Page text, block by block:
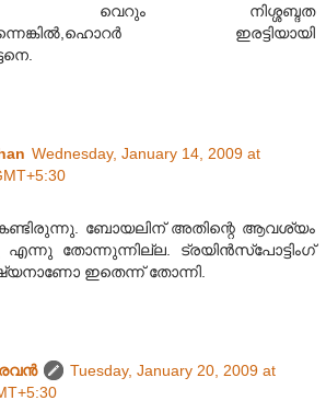
വെറും നിശ്ശബ്ദത
ഇരട്ടിയായി
Wednesday, January 14, 2009 at
ബോയലിന് അതിന്റെ ആവശ്യം
എന്നു തോന്നുന്നില്ല. ട്രയിന്‍സ്പോട്ടിംഗ്
ഇതെന്ന് തോന്നി.
Tuesday, January 20, 2009 at